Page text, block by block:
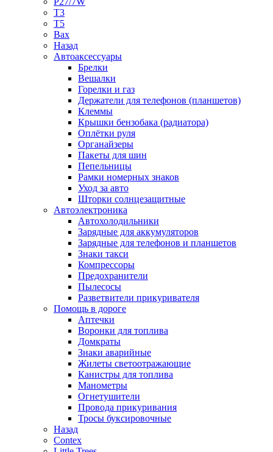
T3
T5
Bax
Назад
Автоаксессуары
Брелки
Вешалки
Горелки и газ
Держатели для телефонов (планшетов)
Клеммы
Крышки бензобака (радиатора)
Оплётки руля
Органайзеры
Пакеты для шин
Пепельницы
Рамки номерных знаков
Уход за авто
Шторки солнцезащитные
Автоэлектроника
Автохолодильники
Зарядные для аккумуляторов
Зарядные для телефонов и планшетов
Знаки такси
Компрессоры
Предохранители
Пылесосы
Разветвители прикуривателя
Помощь в дороге
Аптечки
Воронки для топлива
Домкраты
Знаки аварийные
Жилеты светоотражающие
Канистры для топлива
Манометры
Огнетушители
Провода прикуривания
Тросы буксировочные
Назад
Contex